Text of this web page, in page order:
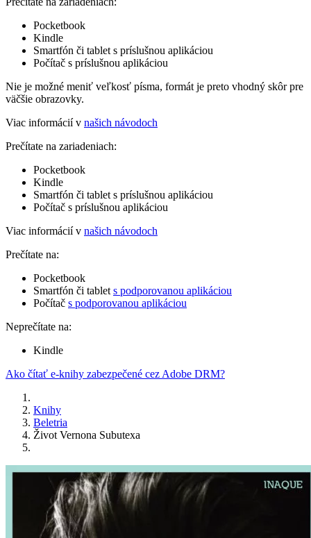
Pocketbook
Kindle
Smartfón či tablet s príslušnou aplikáciou
Počítač s príslušnou aplikáciou
Nie je možné meniť veľkosť písma, formát je preto vhodný skôr pre
väčšie obrazovky.
Viac informácií v našich návodoch
Prečítate na zariadeniach:
Pocketbook
Kindle
Smartfón či tablet s príslušnou aplikáciou
Počítač s príslušnou aplikáciou
Viac informácií v našich návodoch
Prečítate na:
Pocketbook
Smartfón či tablet s podporovanou aplikáciou
Počítač s podporovanou aplikáciou
Neprečítate na:
Kindle
Ako čítať e-knihy zabezpečené cez Adobe DRM?
Knihy
Beletria
Život Vernona Subutexa